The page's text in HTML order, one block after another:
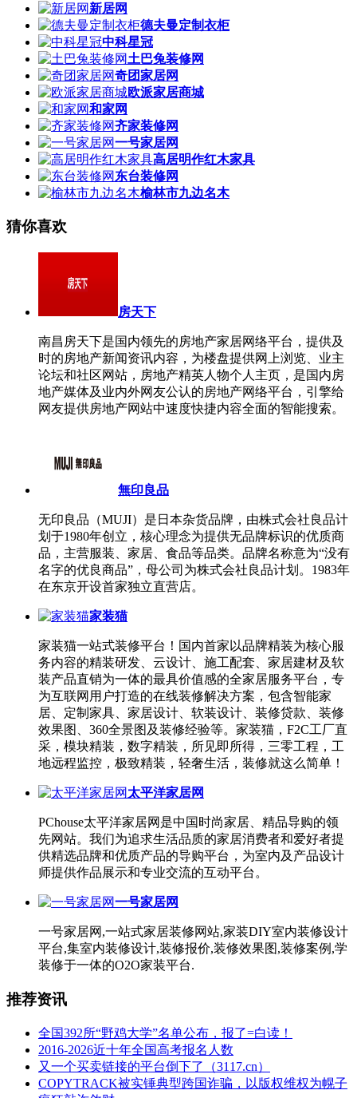
新居网
德夫曼定制衣柜
中科星冠
土巴兔装修网
奇团家居网
欧派家居商城
和家网
齐家装修网
一号家居网
高居明作红木家具
东台装修网
榆林市九边名木
猜你喜欢
房天下
南昌房天下是国内领先的房地产家居网络平台，提供及
时的房地产新闻资讯内容，为楼盘提供网上浏览、业主
论坛和社区网站，房地产精英人物个人主页，是国内房
地产媒体及业内外网友公认的房地产网络平台，引擎给
网友提供房地产网站中速度快捷内容全面的智能搜索。
無印良品
无印良品（MUJI）是日本杂货品牌，由株式会社良品计
划于1980年创立，核心理念为提供无品牌标识的优质商
品，主营服装、家居、食品等品类。品牌名称意为“没有
名字的优良商品”，母公司为株式会社良品计划。1983年
在东京开设首家独立直营店。
家装猫
家装猫一站式装修平台！国内首家以品牌精装为核心服
务内容的精装研发、云设计、施工配套、家居建材及软
装产品直销为一体的最具价值感的全家居服务平台，专
为互联网用户打造的在线装修解决方案，包含智能家
居、定制家具、家居设计、软装设计、装修贷款、装修
效果图、360全景图及装修经验等。家装猫，F2C工厂直
采，模块精装，数字精装，所见即所得，三零工程，工
地远程监控，极致精装，轻奢生活，装修就这么简单！
太平洋家居网
PChouse太平洋家居网是中国时尚家居、精品导购的领
先网站。我们为追求生活品质的家居消费者和爱好者提
供精选品牌和优质产品的导购平台，为室内及产品设计
师提供作品展示和专业交流的互动平台。
一号家居网
一号家居网,一站式家居装修网站,家装DIY室内装修设计
平台,集室内装修设计,装修报价,装修效果图,装修案例,学
装修于一体的O2O家装平台.
推荐资讯
全国392所“野鸡大学”名单公布，报了=白读！
2016-2026近十年全国高考报名人数
又一个买卖链接的平台倒下了（3117.cn）
COPYTRACK被实锤典型跨国诈骗，以版权维权为幌子